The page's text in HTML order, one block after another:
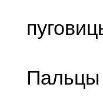
Пальцы